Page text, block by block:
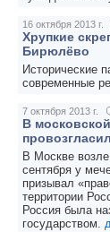
16 октября 2013 г.
Хрупкие
Бирюлёво
Исторические
современные
7 октября 2013 г.
В
В Москве
сентября у
призывал
территории
Россия была
государством.